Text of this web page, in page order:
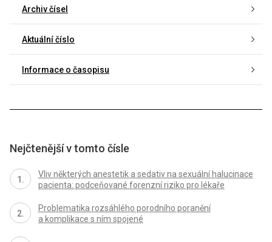
Archiv čísel
Aktuální číslo
Informace o časopisu
Nejčtenější v tomto čísle
Vliv některých anestetik a sedativ na sexuální halucinace
pacienta: podceňované forenzní riziko pro lékaře
Problematika rozsáhlého porodního poranění
a komplikace s ním spojené